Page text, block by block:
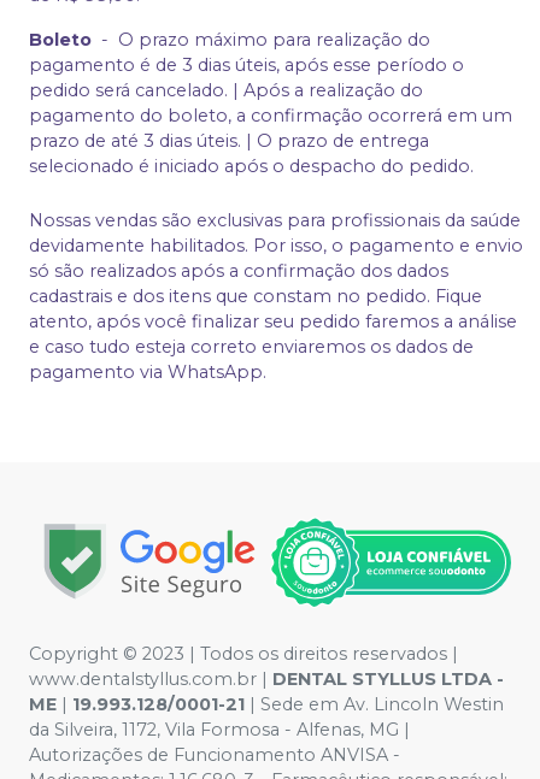
Boleto - O prazo máximo para realização do
pagamento é de 3 dias úteis, após esse período o
pedido será cancelado. | Após a realização do
pagamento do boleto, a confirmação ocorrerá em um
prazo de até 3 dias úteis. | O prazo de entrega
selecionado é iniciado após o despacho do pedido.
Nossas vendas são exclusivas para profissionais da saúde
devidamente habilitados. Por isso, o pagamento e envio
só são realizados após a confirmação dos dados
cadastrais e dos itens que constam no pedido. Fique
atento, após você finalizar seu pedido faremos a análise
e caso tudo esteja correto enviaremos os dados de
pagamento via WhatsApp.
Copyright © 2023 | Todos os direitos reservados |
www.dentalstyllus.com.br | DENTAL STYLLUS LTDA -
ME
19.993.128/0001-21 | Sede em Av. Lincoln Westin
da Silveira, 1172, Vila Formosa - Alfenas, MG |
Autorizações de Funcionamento ANVISA -